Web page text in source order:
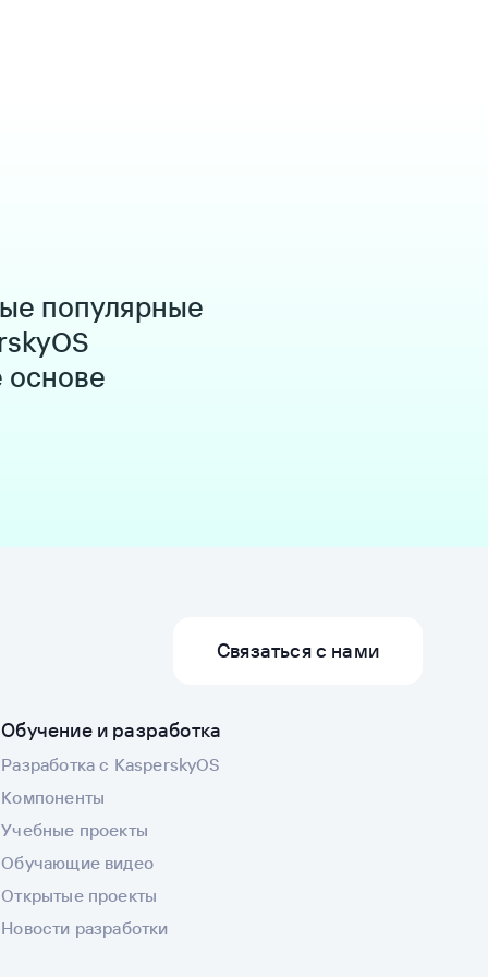
популярные
основе
Связаться с нами
Обучение и разработка
Разработка с KasperskyOS
Компоненты
Учебные проекты
Обучающие видео
Открытые проекты
Новости разработки